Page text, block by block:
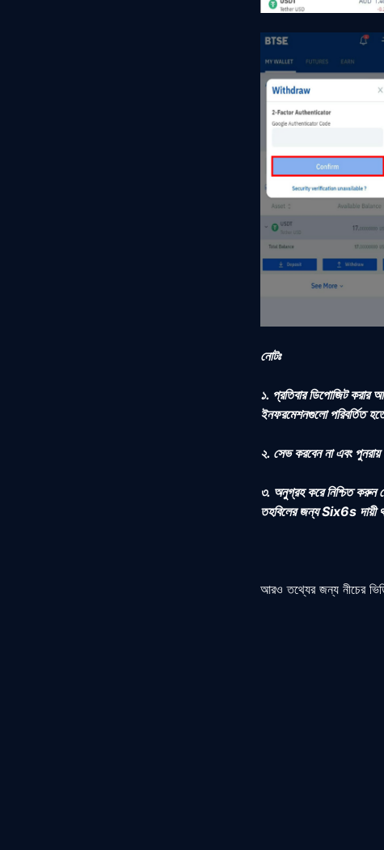
নোটঃ
১. প্রতিবার ডিপোজিট করার
ইনফরমেশনগুলো পরিবর্তিত
২. সেভ করবেন না এবং পুনরায়
৩. অনুগ্রহ করে নিশ্চিত করুন
তহবিলের জন্যSix6s দায়ী
আরও তথ্যের জন্য নীচের